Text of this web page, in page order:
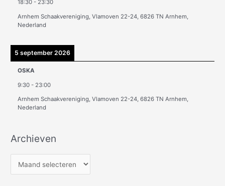
18:30 - 23:30
Arnhem Schaakvereniging, Vlamoven 22-24, 6826 TN Arnhem,
Nederland
5 september 2026
OSKA
9:30 - 23:00
Arnhem Schaakvereniging, Vlamoven 22-24, 6826 TN Arnhem,
Nederland
Archieven